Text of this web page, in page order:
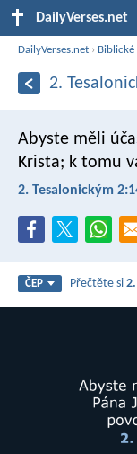
DailyVerses.net
DailyVerses.net ›
2.
Abyste měli
Krista; k tomu
2. Tesalonickým
ČEP Přečtěte si